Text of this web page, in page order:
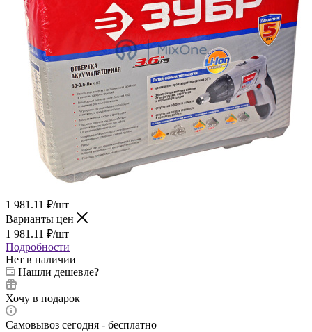
1 981.11 ₽/шт
Варианты цен
1 981.11 ₽/шт
Подробности
Нет в наличии
Нашли дешевле?
Хочу в подарок
Самовывоз сегодня - бесплатно